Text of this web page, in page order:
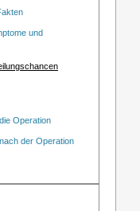
und
Operation
der Operation